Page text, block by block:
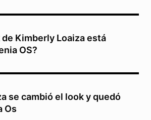
Kimberly Loaiza está
OS?
se cambió el look y quedó
Os